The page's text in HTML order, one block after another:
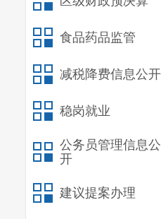
食品药品监管
减税降费信息公开
稳岗就业
公务员管理信息公
开
建议提案办理